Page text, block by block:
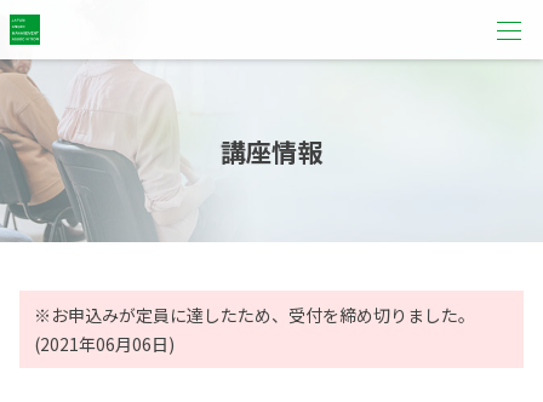
講座情報
※お申込みが定員に達したため、受付を締め切りました。
(2021年06月06日)